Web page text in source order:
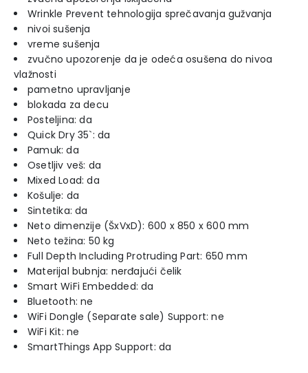
Wrinkle Prevent tehnologija sprečavanja gužvanja
nivoi sušenja
vreme sušenja
zvučno upozorenje da je odeća osušena do nivoa
vlažnosti
pametno upravljanje
blokada za decu
Posteljina: da
Quick Dry 35`: da
Pamuk: da
Osetljiv veš: da
Mixed Load: da
Košulje: da
Sintetika: da
Neto dimenzije (ŠxVxD): 600 x 850 x 600 mm
Neto težina: 50 kg
Full Depth Including Protruding Part: 650 mm
Materijal bubnja: nerđajući čelik
Smart WiFi Embedded: da
Bluetooth: ne
WiFi Dongle (Separate sale) Support: ne
WiFi Kit: ne
SmartThings App Support: da